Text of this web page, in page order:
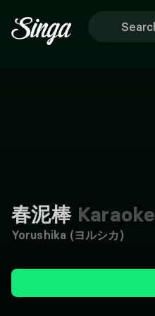
春泥棒Karaoke
Yorushika (ヨルシカ)